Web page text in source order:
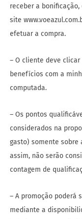
receber a
site
efetuar a compra.
– O cliente deve
benefícios com a
computada.
– Os pontos
considerados na
gasto) somente sobre
assim, não serão
contagem de
– A promoção poderá
mediante a